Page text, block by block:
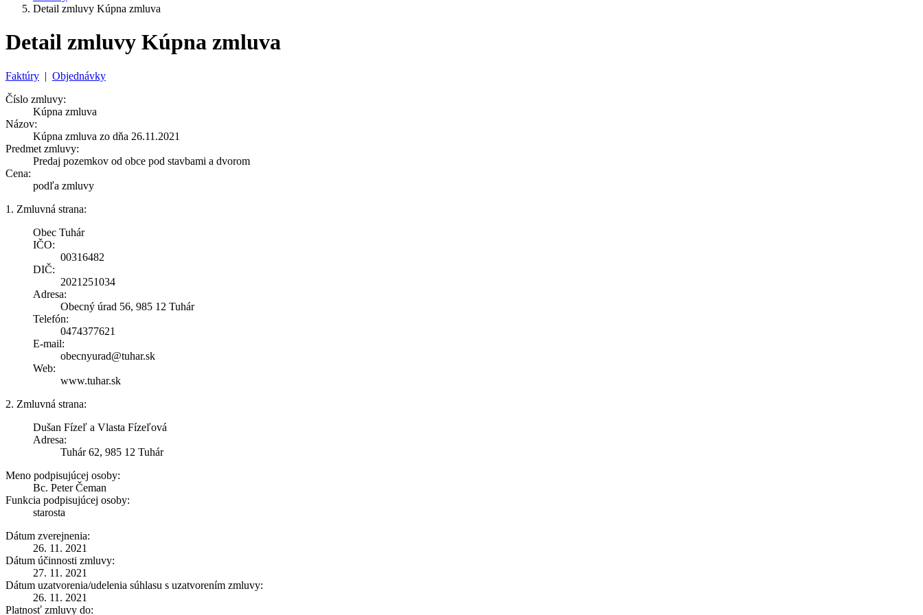
Detail zmluvy Kúpna zmluva
Detail zmluvy Kúpna zmluva
Faktúry | Objednávky
Číslo zmluvy:
Kúpna zmluva
Názov:
Kúpna zmluva zo dňa 26.11.2021
Predmet zmluvy:
Predaj pozemkov od obce pod stavbami a dvorom
Cena:
podľa zmluvy
1. Zmluvná strana:
Obec Tuhár
IČO:
00316482
DIČ:
2021251034
Adresa:
Obecný úrad 56, 985 12 Tuhár
Telefón:
0474377621
E-mail:
obecnyurad@tuhar.sk
Web:
www.tuhar.sk
2. Zmluvná strana:
Dušan Fízeľ a Vlasta Fízeľová
Adresa:
Tuhár 62, 985 12 Tuhár
Meno podpisujúcej osoby:
Bc. Peter Čeman
Funkcia podpisujúcej osoby:
starosta
Dátum zverejnenia:
26. 11. 2021
Dátum účinnosti zmluvy:
27. 11. 2021
Dátum uzatvorenia/udelenia súhlasu s uzatvorením zmluvy:
26. 11. 2021
Platnosť zmluvy do: